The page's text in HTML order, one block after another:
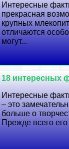
Интересные
прекрасная
крупных
отличаются
могут...
18 интересных
Интересные
– это
больше о
Прежде всего